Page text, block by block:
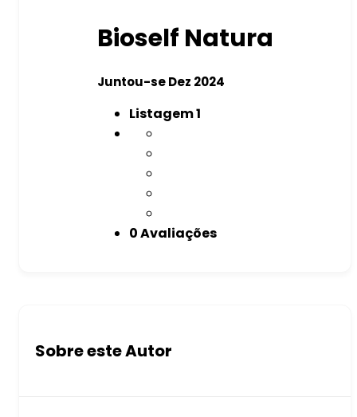
Bioself Natura
Juntou-se Dez 2024
Listagem1
0 Avaliações
Sobre este Autor